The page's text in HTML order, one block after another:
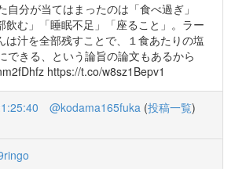
自分が当てはまったのは「食べ過ぎ」
飲む」「睡眠不足」「座ること」。ラー
は汁を全部残すことで、１食あたりの塩
できる、という論旨の論文もあるから
https://t.co/w8sz1Bepv1
@kodama165fuka (投稿一覧)